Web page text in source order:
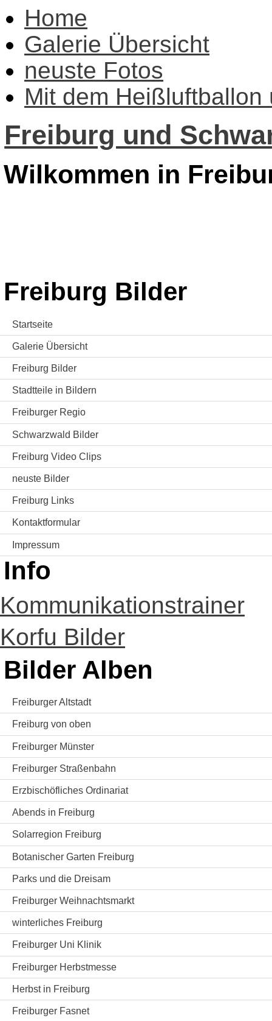
Home
Galerie Übersicht
neuste Fotos
Mit dem Heißluftballon
Freiburg und
Wilkommen in
Freiburg Bilder
Startseite
Galerie Übersicht
Freiburg Bilder
Stadtteile in Bildern
Freiburger Regio
Schwarzwald Bilder
Freiburg Video Clips
neuste Bilder
Freiburg Links
Kontaktformular
Impressum
Info
Kommunikationstrainer
Korfu Bilder
Bilder Alben
Freiburger Altstadt
Freiburg von oben
Freiburger Münster
Freiburger Straßenbahn
Erzbischöfliches Ordinariat
Abends in Freiburg
Solarregion Freiburg
Botanischer Garten Freiburg
Parks und die Dreisam
Freiburger Weihnachtsmarkt
winterliches Freiburg
Freiburger Uni Klinik
Freiburger Herbstmesse
Herbst in Freiburg
Freiburger Fasnet